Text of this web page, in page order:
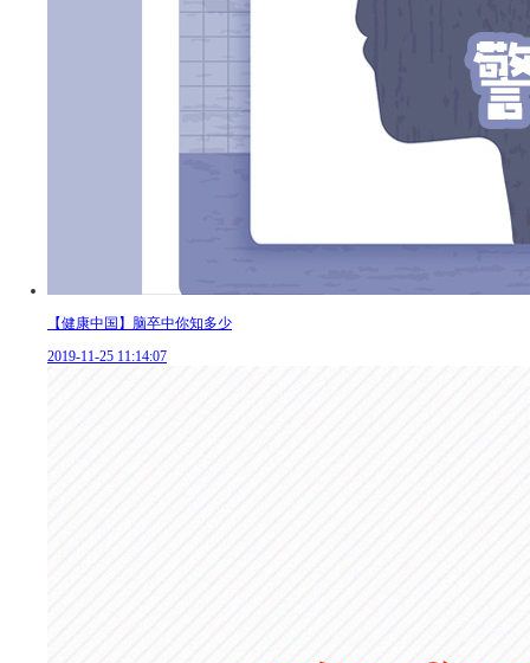
【健康中国】脑卒中你知多少
2019-11-25 11:14:07